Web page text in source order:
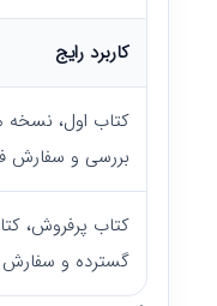
کاربرد رایج
کتاب اول، نسخه
بررسی و سفارش
کتاب پرفروش،
گسترده و